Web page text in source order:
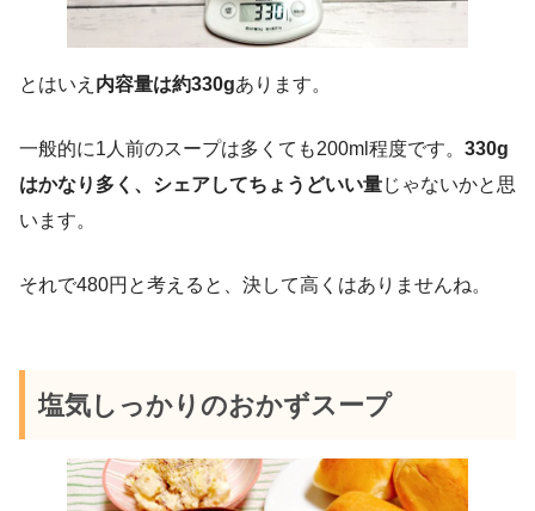
とはいえ 内容量は約330gあります。
一般的に1人前のスープは多くても200ml程度です。 330g
はかなり多く、シェアしてちょうどいい量じゃないかと思
います。
それで480円と考えると、決して高くはありませんね。
塩気しっかりのおかずスープ